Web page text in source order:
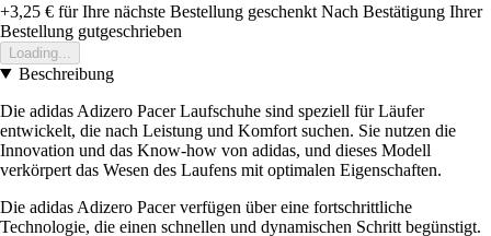
+3,25 € für Ihre nächste Bestellung geschenkt Nach Bestätigung Ihrer
Bestellung gutgeschrieben
Loading...
Beschreibung
Die adidas Adizero Pacer Laufschuhe sind speziell für Läufer
entwickelt, die nach Leistung und Komfort suchen. Sie nutzen die
Innovation und das Know-how von adidas, und dieses Modell
verkörpert das Wesen des Laufens mit optimalen Eigenschaften.
Die adidas Adizero Pacer verfügen über eine fortschrittliche
Technologie, die einen schnellen und dynamischen Schritt begünstigt.